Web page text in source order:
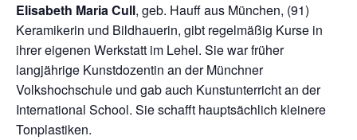
Elisabeth Maria Cull, geb. Hauff aus München, (91)
Keramikerin und Bildhauerin, gibt regelmäßig Kurse in
ihrer eigenen Werkstatt im Lehel. Sie war früher
langjährige Kunstdozentin an der Münchner
Volkshochschule und gab auch Kunstunterricht an der
International School. Sie schafft hauptsächlich kleinere
Tonplastiken.